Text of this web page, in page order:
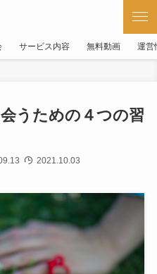
サービス内容 無料動画 運営
うための４つの習
2021.10.03